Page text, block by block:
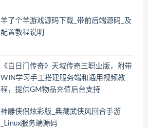
羊了个羊游戏源码下载_带前后端源码_及
配置教程说明
《白日门传奇》天域传奇三职业版，附带
WIN学习手工搭建服务端和通用视频教
程，提供GM物品充值后台支持
神雕侠侣炫彩版_典藏武侠风回合手游
_Linux服务端源码